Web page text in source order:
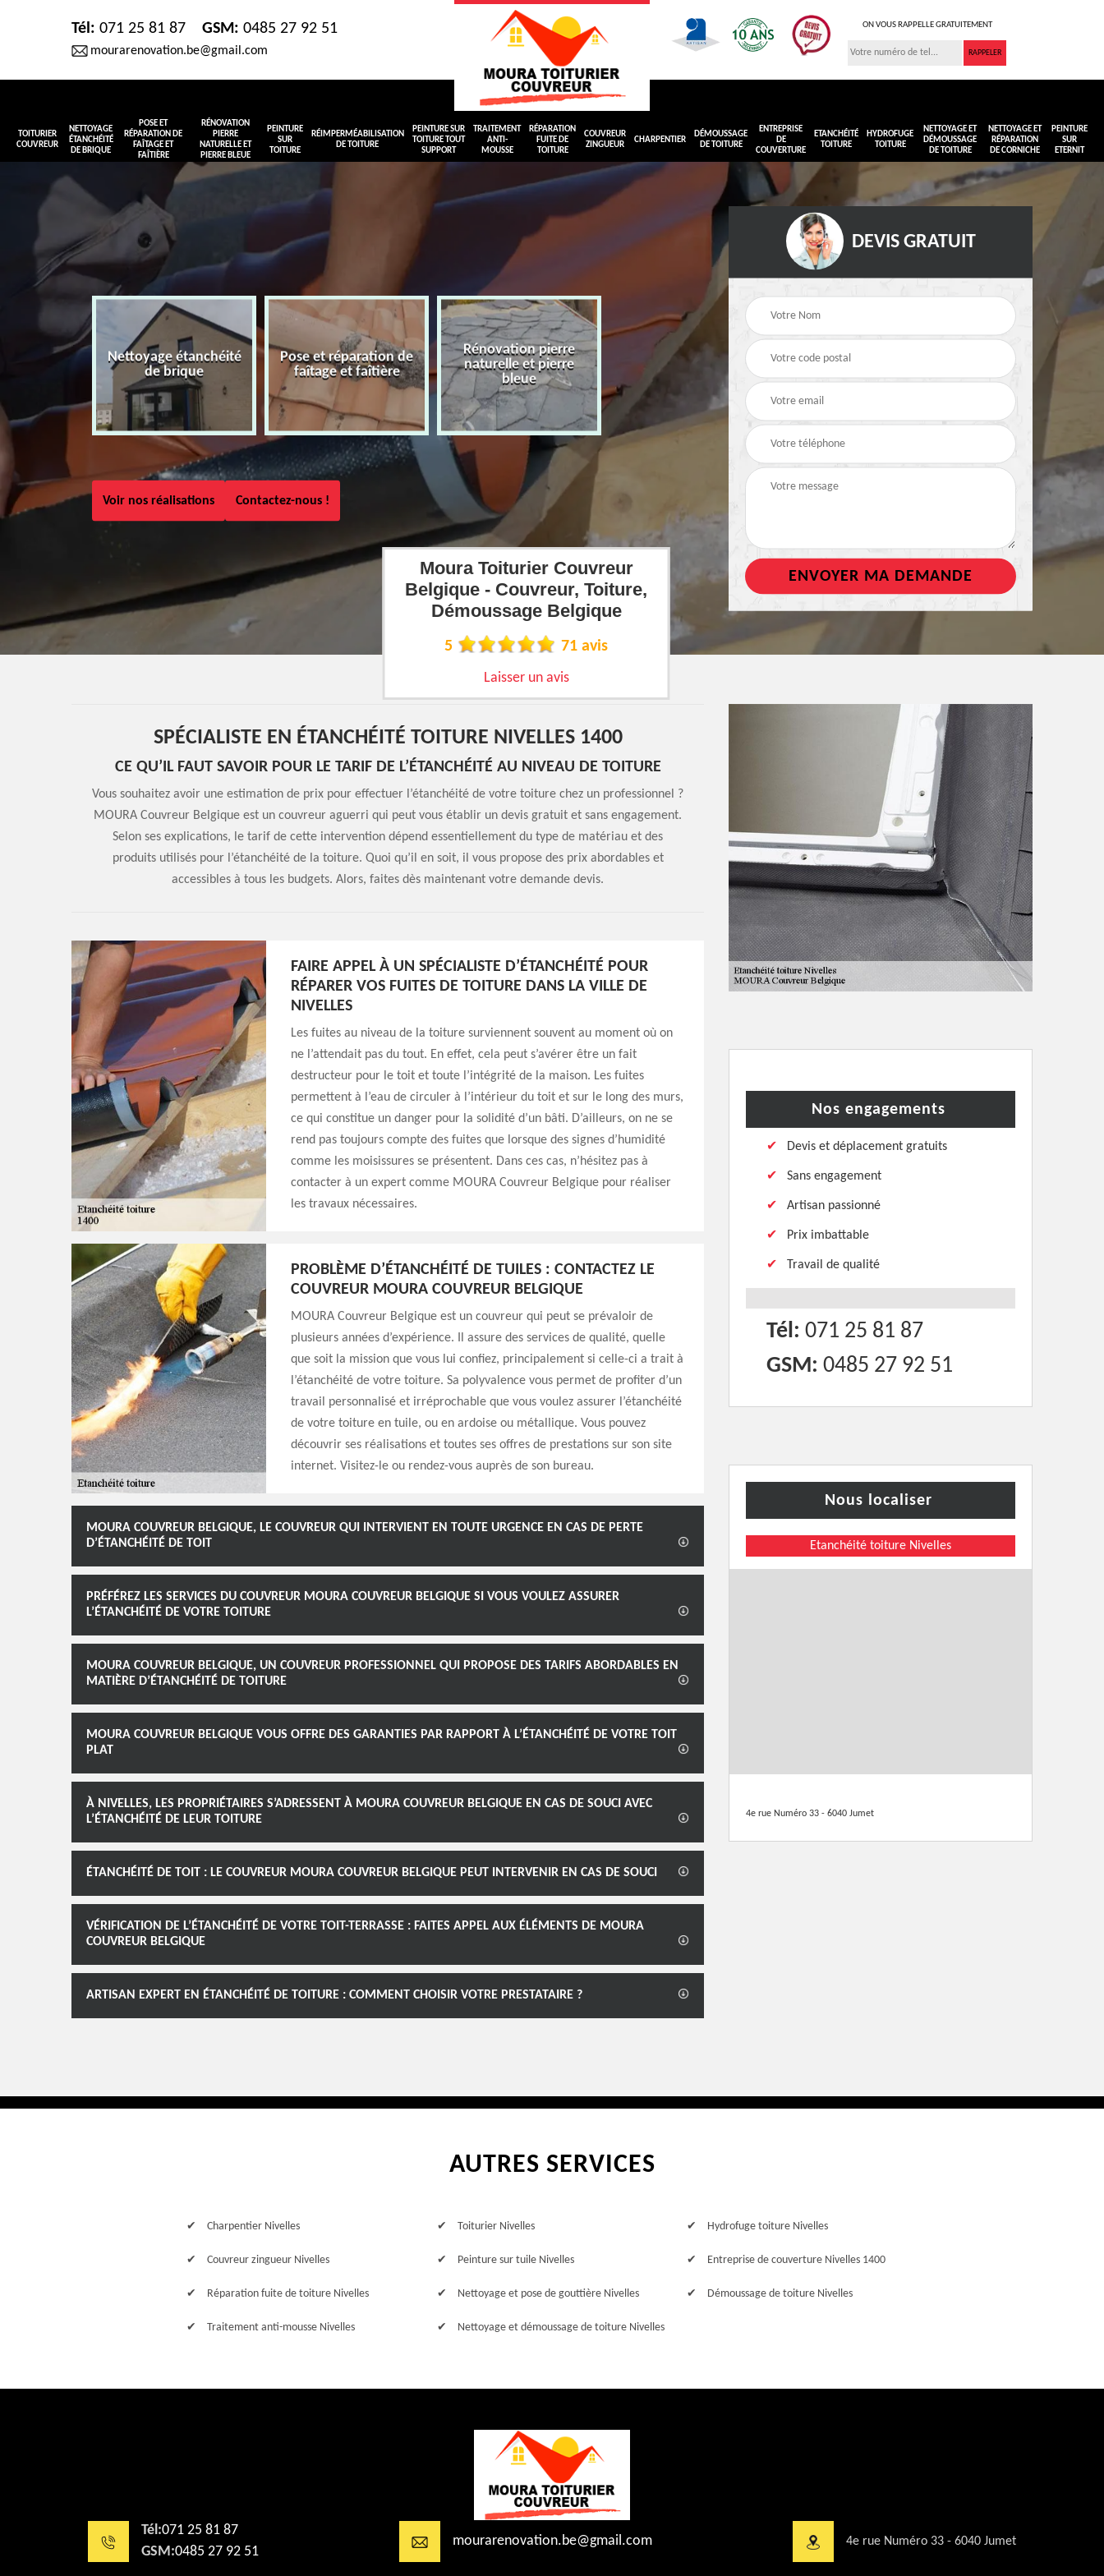
Tél: 071 25 81 87 GSM: 0485 27 92 51
mourarenovation.be@gmail.com
ON VOUS RAPPELLE GRATUITEMENT
TOITURIER
COUVREUR
NETTOYAGE
ÉTANCHÉITÉ
DE BRIQUE
POSE ET
RÉPARATION DE
FAÎTAGE ET
FAÎTIÈRE
RÉNOVATION
PIERRE
NATURELLE ET
PIERRE BLEUE
PEINTURE
SUR
TOITURE
RÉIMPERMÉABILISATION
DE TOITURE
PEINTURE SUR
TOITURE TOUT
SUPPORT
TRAITEMENT
ANTI-
MOUSSE
RÉPARATION
FUITE DE
TOITURE
COUVREUR
ZINGUEUR
CHARPENTIER
DÉMOUSSAGE
DE TOITURE
ENTREPRISE
DE
COUVERTURE
ETANCHÉITÉ
TOITURE
HYDROFUGE
TOITURE
NETTOYAGE ET
DÉMOUSSAGE
DE TOITURE
NETTOYAGE ET
RÉPARATION
DE CORNICHE
PEINTURE
SUR
ETERNIT
Nettoyage étanchéité
de brique
Pose et réparation de
faîtage et faîtière
Rénovation pierre
naturelle et pierre
bleue
Peinture sur toiture
Réimperméabilisation
Peinture sur toiture
tout support
Voir nos réalisations Contactez-nous !
DEVIS GRATUIT
Moura Toiturier Couvreur
Belgique - Couvreur, Toiture,
Démoussage Belgique
5 71 avis
Laisser un avis
SPÉCIALISTE EN ÉTANCHÉITÉ TOITURE NIVELLES 1400
CE QU’IL FAUT SAVOIR POUR LE TARIF DE L’ÉTANCHÉITÉ AU NIVEAU DE TOITURE
Vous souhaitez avoir une estimation de prix pour effectuer l’étanchéité de votre toiture chez un professionnel ?
MOURA Couvreur Belgique est un couvreur aguerri qui peut vous établir un devis gratuit et sans engagement.
Selon ses explications, le tarif de cette intervention dépend essentiellement du type de matériau et des
produits utilisés pour l’étanchéité de la toiture. Quoi qu’il en soit, il vous propose des prix abordables et
accessibles à tous les budgets. Alors, faites dès maintenant votre demande devis.
FAIRE APPEL À UN SPÉCIALISTE D’ÉTANCHÉITÉ POUR
RÉPARER VOS FUITES DE TOITURE DANS LA VILLE DE
NIVELLES
Les fuites au niveau de la toiture surviennent souvent au moment où on
ne l’attendait pas du tout. En effet, cela peut s’avérer être un fait
destructeur pour le toit et toute l’intégrité de la maison. Les fuites
permettent à l’eau de circuler à l’intérieur du toit et sur le long des murs,
ce qui constitue un danger pour la solidité d’un bâti. D’ailleurs, on ne se
rend pas toujours compte des fuites que lorsque des signes d’humidité
comme les moisissures se présentent. Dans ces cas, n’hésitez pas à
contacter à un expert comme MOURA Couvreur Belgique pour réaliser
les travaux nécessaires.
PROBLÈME D’ÉTANCHÉITÉ DE TUILES : CONTACTEZ LE
COUVREUR MOURA COUVREUR BELGIQUE
MOURA Couvreur Belgique est un couvreur qui peut se prévaloir de
plusieurs années d’expérience. Il assure des services de qualité, quelle
que soit la mission que vous lui confiez, principalement si celle-ci a trait à
l’étanchéité de votre toiture. Sa polyvalence vous permet de profiter d’un
travail personnalisé et irréprochable que vous voulez assurer l’étanchéité
de votre toiture en tuile, ou en ardoise ou métallique. Vous pouvez
découvrir ses réalisations et toutes ses offres de prestations sur son site
internet. Visitez-le ou rendez-vous auprès de son bureau.
MOURA COUVREUR BELGIQUE, LE COUVREUR QUI INTERVIENT EN TOUTE URGENCE EN CAS DE PERTE
D’ÉTANCHÉITÉ DE TOIT
PRÉFÉREZ LES SERVICES DU COUVREUR MOURA COUVREUR BELGIQUE SI VOUS VOULEZ ASSURER
L’ÉTANCHÉITÉ DE VOTRE TOITURE
MOURA COUVREUR BELGIQUE, UN COUVREUR PROFESSIONNEL QUI PROPOSE DES TARIFS ABORDABLES EN
MATIÈRE D’ÉTANCHÉITÉ DE TOITURE
MOURA COUVREUR BELGIQUE VOUS OFFRE DES GARANTIES PAR RAPPORT À L’ÉTANCHÉITÉ DE VOTRE TOIT
PLAT
À NIVELLES, LES PROPRIÉTAIRES S’ADRESSENT À MOURA COUVREUR BELGIQUE EN CAS DE SOUCI AVEC
L’ÉTANCHÉITÉ DE LEUR TOITURE
ÉTANCHÉITÉ DE TOIT : LE COUVREUR MOURA COUVREUR BELGIQUE PEUT INTERVENIR EN CAS DE SOUCI
VÉRIFICATION DE L’ÉTANCHÉITÉ DE VOTRE TOIT-TERRASSE : FAITES APPEL AUX ÉLÉMENTS DE MOURA
COUVREUR BELGIQUE
ARTISAN EXPERT EN ÉTANCHÉITÉ DE TOITURE : COMMENT CHOISIR VOTRE PRESTATAIRE ?
Nos engagements
Devis et déplacement gratuits
Sans engagement
Artisan passionné
Prix imbattable
Travail de qualité
Tél: 071 25 81 87
GSM: 0485 27 92 51
Nous localiser
Etanchéité toiture Nivelles
4e rue Numéro 33 - 6040 Jumet
AUTRES SERVICES
Charpentier Nivelles
Couvreur zingueur Nivelles
Réparation fuite de toiture Nivelles
Traitement anti-mousse Nivelles
Toiturier Nivelles
Peinture sur tuile Nivelles
Nettoyage et pose de gouttière Nivelles
Nettoyage et démoussage de toiture Nivelles
Hydrofuge toiture Nivelles
Entreprise de couverture Nivelles 1400
Démoussage de toiture Nivelles
Tél:071 25 81 87
GSM:0485 27 92 51
mourarenovation.be@gmail.com 4e rue Numéro 33 - 6040 Jumet